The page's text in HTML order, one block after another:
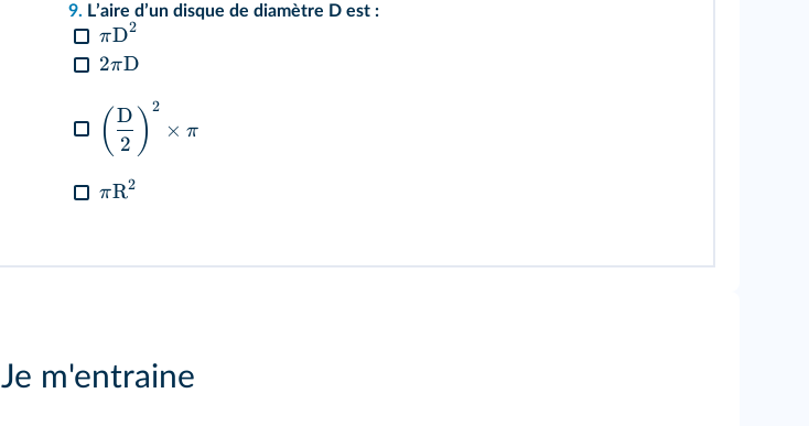
9. Lʼaire dʼun disque de diamètre D est :
πD2
2πD
( 2
D ) 2
× π
πR2
Je m'entraine